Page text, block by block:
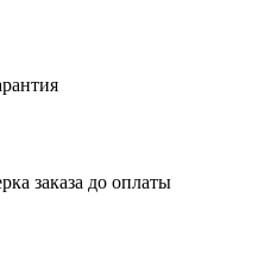
заказа до оплаты